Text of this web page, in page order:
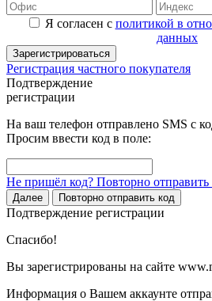
Я согласен с политикой в
данных
Зарегистрироваться
Регистрация частного покупателя
Подтверждение
регистрации
На ваш телефон отправлено SMS с
Просим ввести код в поле:
Не пришёл код? Повторно отправить
Далее Повторно отправить код
Подтверждение регистрации
Спасибо!
Вы зарегистрированы на сайте
Информация о Вашем аккаунте